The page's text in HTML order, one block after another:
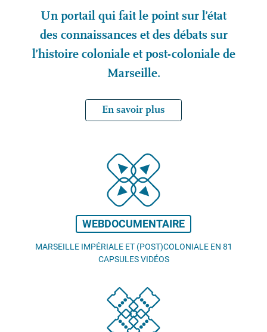
Un portail qui fait le point sur l’état
des connaissances et des débats sur
l’histoire coloniale et post-coloniale de
Marseille.
En savoir plus
WEBDOCUMENTAIRE
MARSEILLE IMPÉRIALE ET (POST)COLONIALE EN 81
CAPSULES VIDÉOS